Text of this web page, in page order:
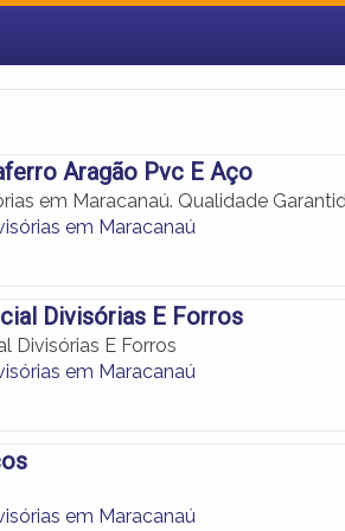
Aragão Pvc E Aço
em Maracanaú. Qualidade
em Maracanaú
Divisórias E Forros
Divisórias E Forros
em Maracanaú
em Maracanaú